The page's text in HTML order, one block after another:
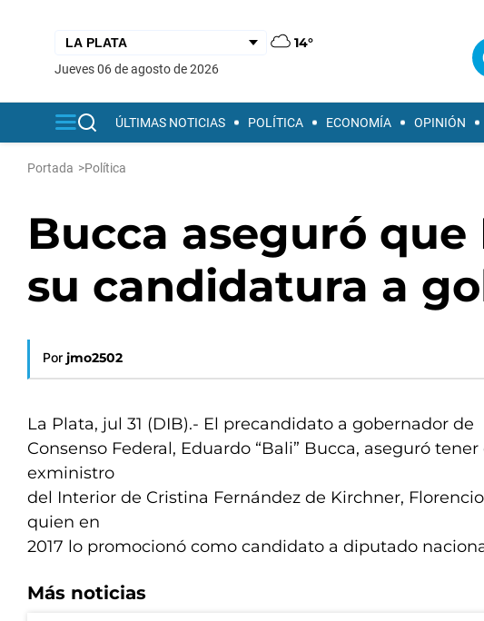
14°
jueves 06 de agosto de 2026
ÚLTIMAS NOTICIAS POLÍTICA ECONOMÍA OPINIÓN
Portada >Política
Bucca aseguró que
su candidatura a
Por jmo2502
La Plata, jul 31 (DIB).- El precandidato a gobernador de
Consenso Federal, Eduardo “Bali” Bucca, aseguró
exministro
del Interior de Cristina Fernández de Kirchner,
quien en
2017 lo promocionó como candidato a diputado
Más noticias